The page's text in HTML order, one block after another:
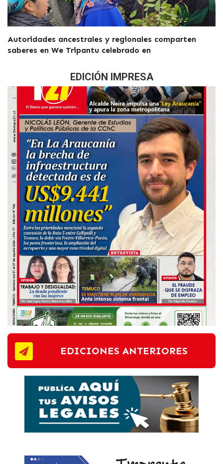
Autoridades ancestrales y regionales comparten
saberes en We Tripantu celebrado en
EDICIÓN IMPRESA
EDICIONES ANTERIORES